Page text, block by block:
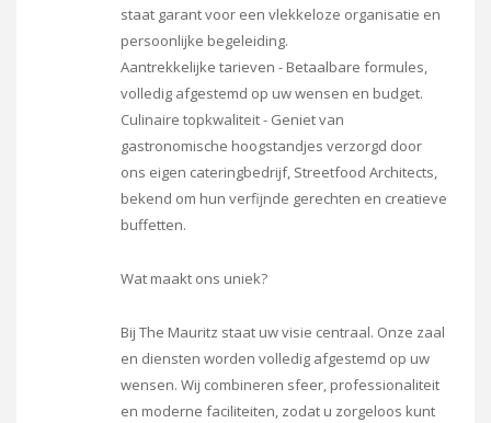
staat garant voor een vlekkeloze organisatie en
persoonlijke begeleiding.
Aantrekkelijke tarieven - Betaalbare formules,
volledig afgestemd op uw wensen en budget.
Culinaire topkwaliteit - Geniet van
gastronomische hoogstandjes verzorgd door
ons eigen cateringbedrijf, Streetfood Architects,
bekend om hun verfijnde gerechten en creatieve
buffetten.
Wat maakt ons uniek?
Bij The Mauritz staat uw visie centraal. Onze zaal
en diensten worden volledig afgestemd op uw
wensen. Wij combineren sfeer, professionaliteit
en moderne faciliteiten, zodat u zorgeloos kunt